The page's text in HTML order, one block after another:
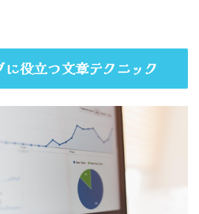
に役立つ文章テクニック